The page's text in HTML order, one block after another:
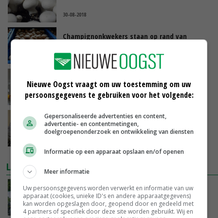
30-08-2018
Champignonkwekers staan op rand van
15-08-2018
maar niet in de liefde
15-05-2018
Oesterzwam en andere exoten steeds meer
in trek
LAATSTE NIEUWS
Oekraïne-vlogger Kees Huizinga: ‘Bezoek van
de ambassade mag zelf groente plukken’
VANDAAG, 12:00
Nieuwe Oogst vraagt om uw toestemming om uw
persoonsgegevens te gebruiken voor het volgende:
Gepersonaliseerde advertenties en content,
advertentie- en contentmetingen,
doelgroepenonderzoek en ontwikkeling van diensten
Informatie op een apparaat opslaan en/of openen
Meer informatie
Uw persoonsgegevens worden verwerkt en informatie van uw
apparaat (cookies, unieke ID's en andere apparaatgegevens)
kan worden opgeslagen door, geopend door en gedeeld met
4 partners of specifiek door deze site worden gebruikt. Wij en